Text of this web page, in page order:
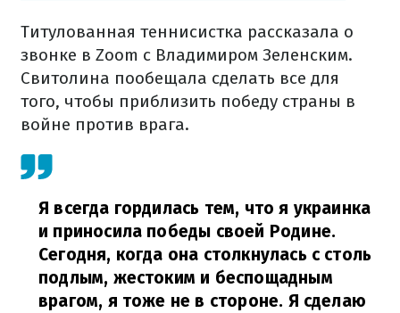
Титулованная теннисистка рассказала о
звонке в Zoom с Владимиром Зеленским.
Свитолина пообещала сделать все для
того, чтобы приблизить победу страны в
войне против врага.
Я всегда гордилась тем, что я украинка
и приносила победы своей Родине.
Сегодня, когда она столкнулась с столь
подлым, жестоким и беспощадным
врагом, я тоже не в стороне. Я сделаю